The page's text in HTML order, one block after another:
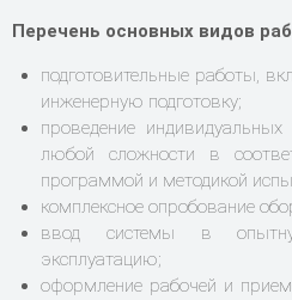
Перечень основных видов
подготовительные работы,
инженерную подготовку;
проведение
любой сложности в
программой и методикой
комплексное опробование
ввод системы в
эксплуатацию;
оформление рабочей и